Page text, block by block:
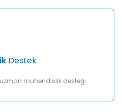
Destek
mühendislik desteği.